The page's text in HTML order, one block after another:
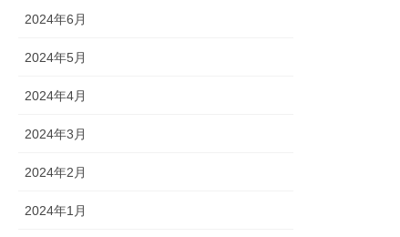
2024年6月
2024年5月
2024年4月
2024年3月
2024年2月
2024年1月